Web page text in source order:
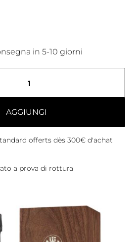
in 5-10 giorni
AGGIUNGI
offerts dès 300€ d'achat
a prova di rottura